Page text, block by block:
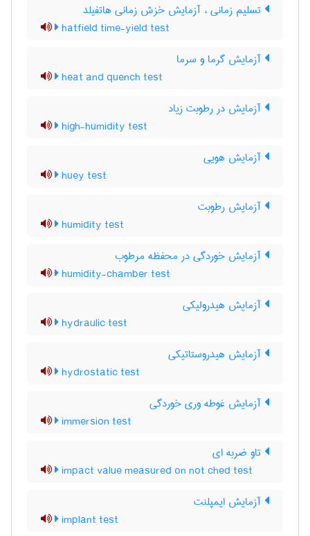
تسلیم زمانی ، آزمایش خزش زمانی هاتفیلد
hatfield time-yield test
آزمایش گرما و سرما
heat and quench test
آزمایش در رطوبت زیاد
high-humidity test
آزمایش هویی
huey test
آزمایش رطوبت
humidity test
آزمایش خوردگی در محفظه مرطوب
humidity-chamber test
آزمایش هیدرولیکی
hydraulic test
آزمایش هیدروستاتیکی
hydrostatic test
آزمایش غوطه وری خوردگی
immersion test
تاو ضربه ای
impact value measured on not ched test
آزمایش ایمپلنت
implant test